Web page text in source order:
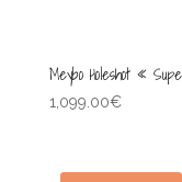
Meybo Holeshot «
1,099.00€